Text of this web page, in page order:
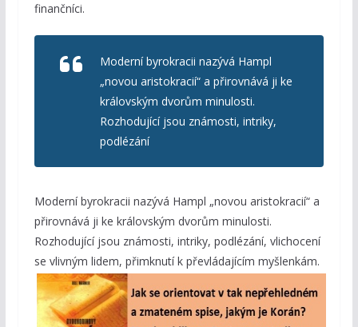
finančníci.
Moderní byrokracii nazývá Hampl
„novou aristokracií“ a přirovnává ji ke
královským dvorům minulosti.
Rozhodující jsou známosti, intriky,
podlézání
Moderní byrokracii nazývá Hampl „novou aristokracií“ a
přirovnává ji ke královským dvorům minulosti.
Rozhodující jsou známosti, intriky, podlézání, vlichocení
se vlivným lidem, přimknutí k převládajícím myšlenkám.